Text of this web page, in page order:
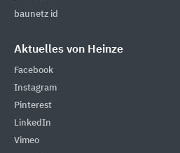
baunetz id
Aktuelles von Heinze
Facebook
Instagram
Pinterest
LinkedIn
Vimeo